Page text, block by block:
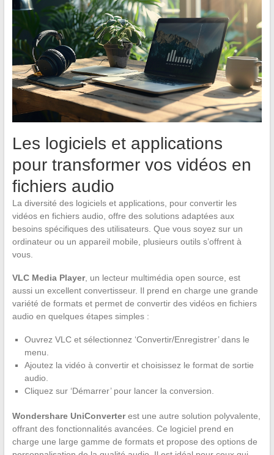
Les logiciels et applications
pour transformer vos vidéos en
fichiers audio
La diversité des logiciels et applications, pour convertir les
vidéos en fichiers audio, offre des solutions adaptées aux
besoins spécifiques des utilisateurs. Que vous soyez sur un
ordinateur ou un appareil mobile, plusieurs outils s’offrent à
vous.
VLC Media Player, un lecteur multimédia open source, est
aussi un excellent convertisseur. Il prend en charge une grande
variété de formats et permet de convertir des vidéos en fichiers
audio en quelques étapes simples :
Ouvrez VLC et sélectionnez ‘Convertir/Enregistrer’ dans le
menu.
Ajoutez la vidéo à convertir et choisissez le format de sortie
audio.
Cliquez sur ‘Démarrer’ pour lancer la conversion.
Wondershare UniConverterest une autre solution polyvalente,
offrant des fonctionnalités avancées. Ce logiciel prend en
charge une large gamme de formats et propose des options de